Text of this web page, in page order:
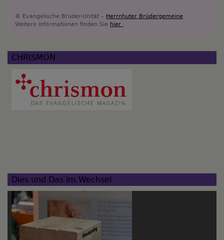
© Evangelische Brüder-Unität – Herrnhuter Brüdergemeine
Weitere Informationen finden Sie hier .
CHRISMON
Dies und Das im Wechsel